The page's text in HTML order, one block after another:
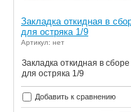
Закладка откидная в
для остряка 1/9
Артикул: нет
Закладка откидная в
для остряка 1/9
Добавить к сравнению